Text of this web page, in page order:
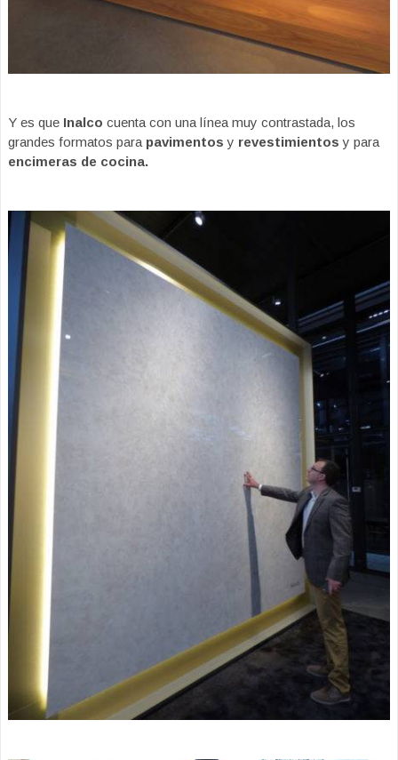
Y es que Inalco cuenta con una línea muy contrastada, los
grandes formatos para pavimentos y revestimientos y para
encimeras de cocina.